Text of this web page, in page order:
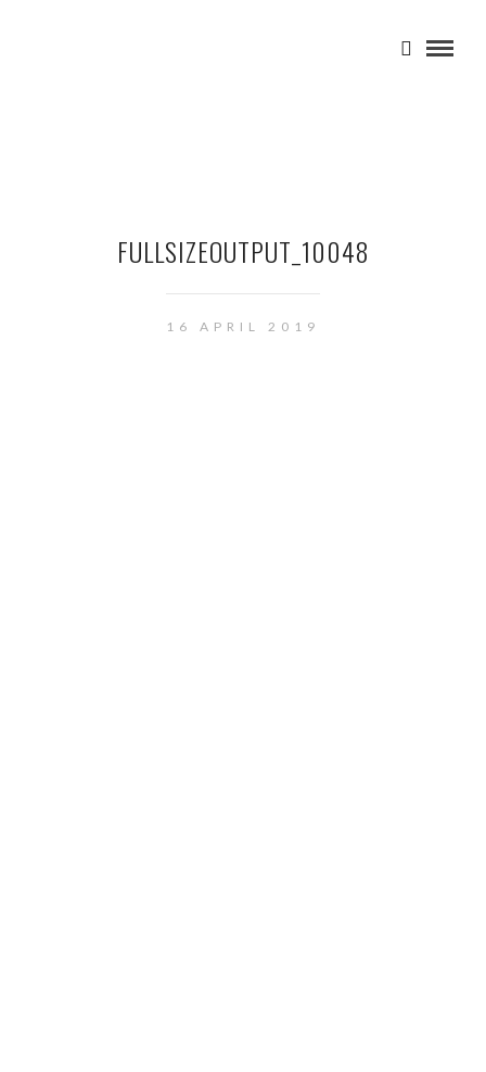
FULLSIZEOUTPUT_10048
16 APRIL 2019